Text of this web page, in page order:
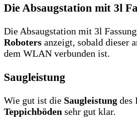
Die Absaugstation mit 3l
Die Absaugstation mit 3l
Roboters anzeigt, sobald dieser
dem WLAN verbunden ist.
Saugleistung
Wie gut ist die Saugleistung des
Teppichböden sehr gut klar.